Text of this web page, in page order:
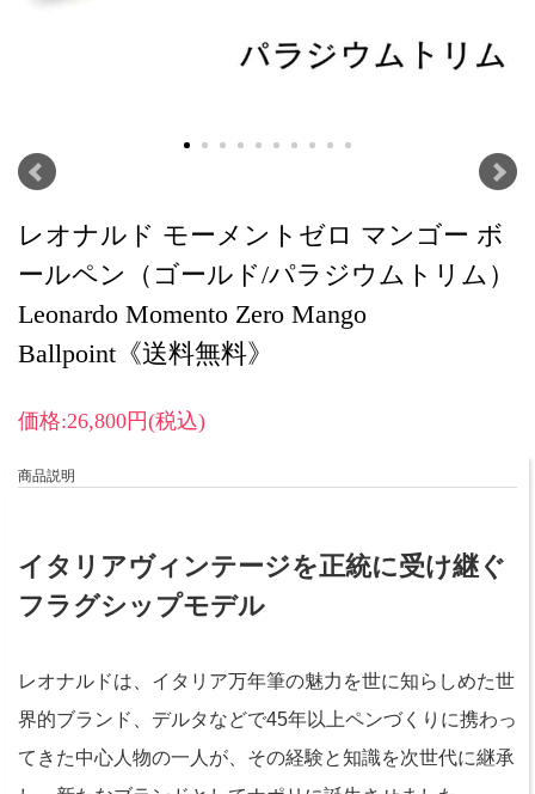
レオナルド モーメントゼロ マンゴー ボ
ールペン（ゴールド/パラジウムトリム）
Leonardo Momento Zero Mango
Ballpoint《送料無料》
価格:26,800円(税込)
商品説明
イタリアヴィンテージを正統に受け継ぐ
フラグシップモデル
レオナルドは、イタリア万年筆の魅力を世に知らしめた世
界的ブランド、デルタなどで45年以上ペンづくりに携わっ
てきた中心人物の一人が、その経験と知識を次世代に継承